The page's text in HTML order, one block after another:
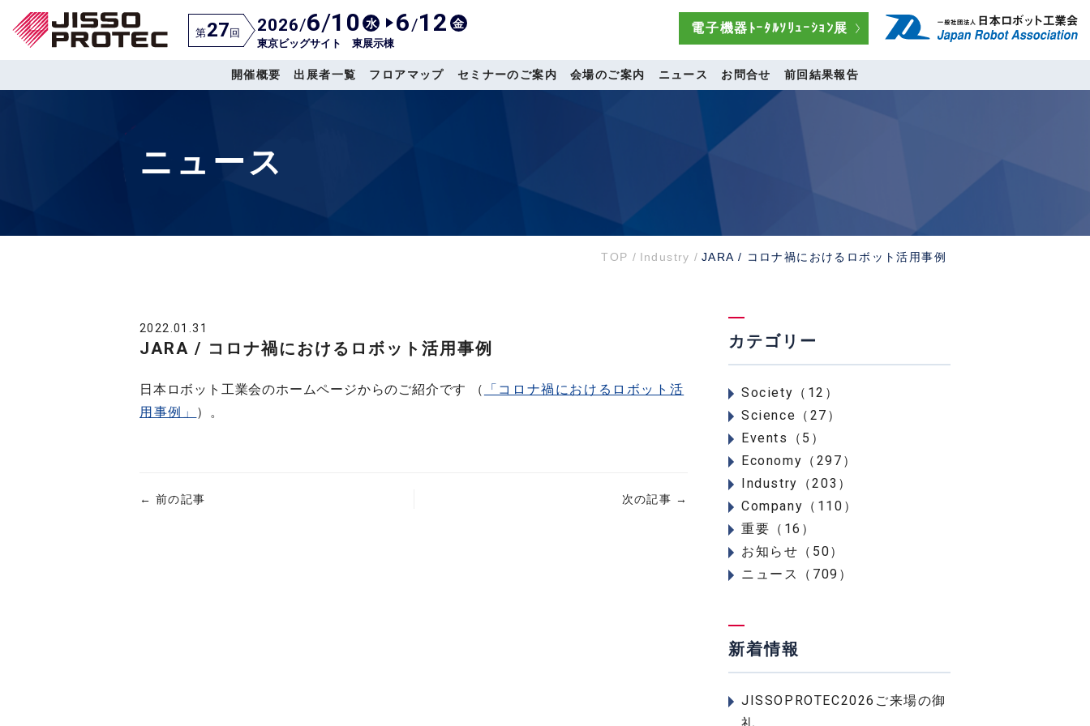
第27回 2026/6/10 水 6/12 金
東京ビッグサイト 東展示棟
電子機器ﾄｰﾀﾙｿﾘｭｰｼｮﾝ展
開催概要 出展者一覧 フロアマップ セミナーのご案内 会場のご案内 ニュース お問合せ 前回結果報告
ニュース
TOP / Industry / JARA / コロナ禍におけるロボット活用事例
2022.01.31
JARA / コロナ禍におけるロボット活用事例
日本ロボット工業会のホームページからのご紹介です （
「コロナ禍におけるロボット活
用事例」 ）。
← 前の記事 次の記事 →
カテゴリー
Society（12）
Science（27）
Events（5）
Economy（297）
Industry（203）
Company（110）
重要（16）
お知らせ（50）
ニュース（709）
新着情報
JISSOPROTEC2026ご来場の御